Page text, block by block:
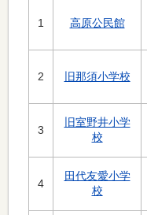
1 高原公民館
2 旧那須小学校
3
旧室野井小学
校
4
田代友愛小学
校